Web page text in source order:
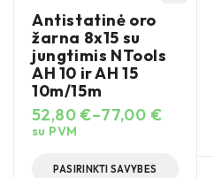
Antistatinė oro
žarna 8x15 su
jungtimis NTools
AH 10 ir AH 15
10m/15m
52,80€–77,00 €
su PVM
PASIRINKTI SAVYBES